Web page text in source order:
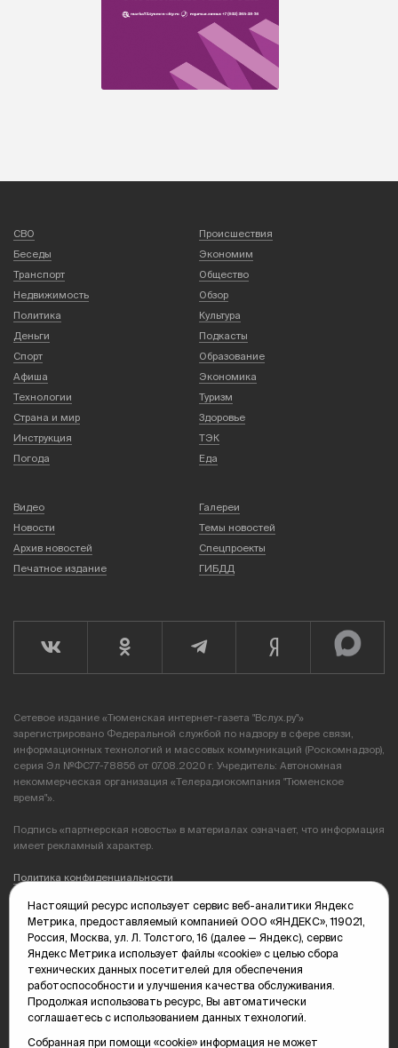
СВО
Происшествия
Беседы
Экономим
Транспорт
Общество
Недвижимость
Обзор
Политика
Культура
Деньги
Подкасты
Спорт
Образование
Афиша
Экономика
Технологии
Туризм
Страна и мир
Здоровье
Инструкция
ТЭК
Погода
Еда
Видео
Галереи
Новости
Темы новостей
Архив новостей
Спецпроекты
Печатное издание
ГИБДД
Сетевое издание «Тюменская интернет-газета "Вслух.ру"»
зарегистрировано Федеральной службой по надзору в сфере связи,
информационных технологий и массовых коммуникаций (Роскомнадзор),
серия Эл №ФС77-78856 от 07.08.2020 г. Учредитель: Автономная
некоммерческая организация «Телерадиокомпания "Тюменское
время"».
Подпись «партнерская новость» в материалах означает, что информация
имеет рекламный характер.
Политика конфиденциальности
Редакция: 625035, Тюмень, пр. Геологоразведчиков, 28А
(3452) 68-89-05
edit@vsluh.ru
Главный редактор: Панкина Т.Ю.
kika@vsluh.ru
По вопросам рекламы:
(3452) 68-89-78
Настоящий ресурс использует сервис веб-аналитики Яндекс
Метрика, предоставляемый компанией ООО «ЯНДЕКС», 119021,
Россия, Москва, ул. Л. Толстого, 16 (далее — Яндекс), сервис
Яндекс Метрика использует файлы «cookie» с целью сбора
технических данных посетителей для обеспечения
работоспособности и улучшения качества обслуживания.
Продолжая использовать ресурс, Вы автоматически
соглашаетесь с использованием данных технологий.
Собранная при помощи «cookie» информация не может